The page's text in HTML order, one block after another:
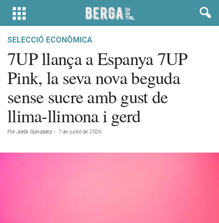
SELECCIÓ ECONÒMICA
7UP llança a Espanya 7UP
Pink, la seva nova beguda
sense sucre amb gust de
llima-llimona i gerd
Por Jordi González - 7 de juliol de 2026